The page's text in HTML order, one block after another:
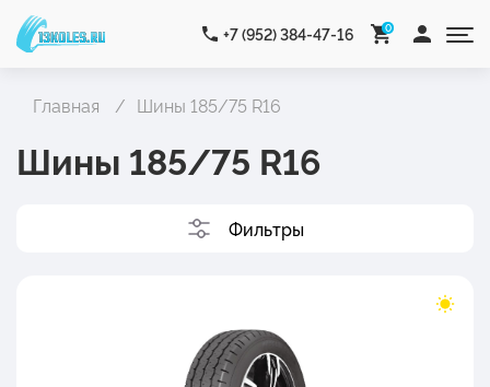
+7 (952) 384-47-16 0
Главная Шины 185/75 R16
Шины 185/75 R16
Фильтры